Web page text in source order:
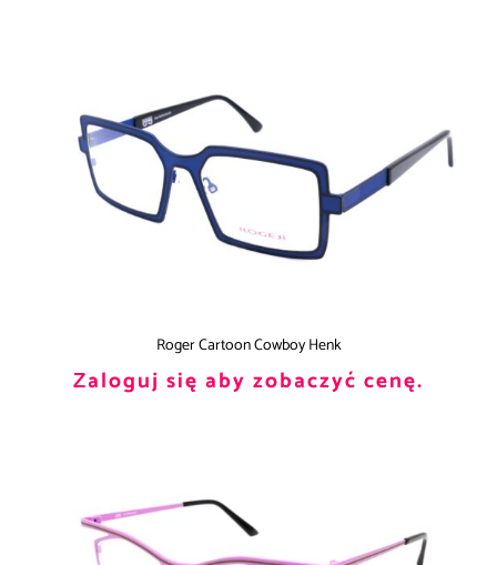
Roger Cartoon Cowboy Henk
Zaloguj się aby zobaczyć cenę.